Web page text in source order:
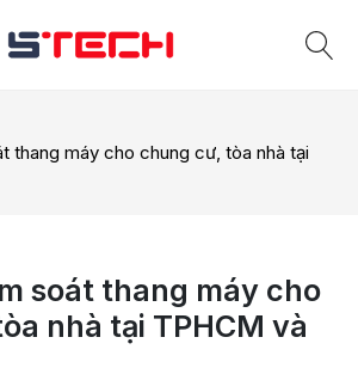
thang máy cho chung cư, tòa nhà tại
soát thang máy cho
nhà tại TPHCM và